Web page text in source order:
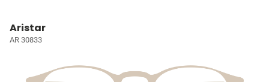
Aristar
AR 30833